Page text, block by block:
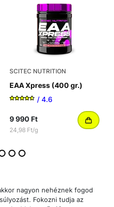
SCITEC NUTRITION
100% Vegan Protein (400
gr.)
6 990 Ft
nagyon nehéznek fogod